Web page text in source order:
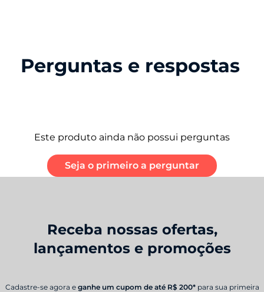
Perguntas e respostas
Este produto ainda não possui perguntas
Seja o primeiro a perguntar
Receba nossas ofertas,
lançamentos e promoções
Cadastre-se agora e ganhe um cupom de até R$ 200* para sua primeira